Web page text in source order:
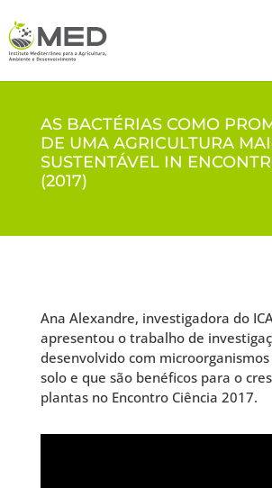
AS BACTÉRIAS COMO
DE UMA AGRICULTURA
SUSTENTÁVEL IN
(2017)
Ana Alexandre, investigadora do
apresentou o trabalho de
desenvolvido com
solo e que são benéficos para o
plantas no Encontro Ciência 2017.